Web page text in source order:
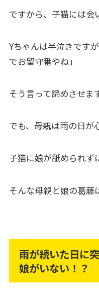
ですから、子猫には会
Yちゃんは半泣きです
でお留守番やね」
そう言って諦めさせます
でも、母親は雨の日が
子猫に娘が舐められず
そんな母親と娘の葛藤
雨が続いた日に
娘がいない！？